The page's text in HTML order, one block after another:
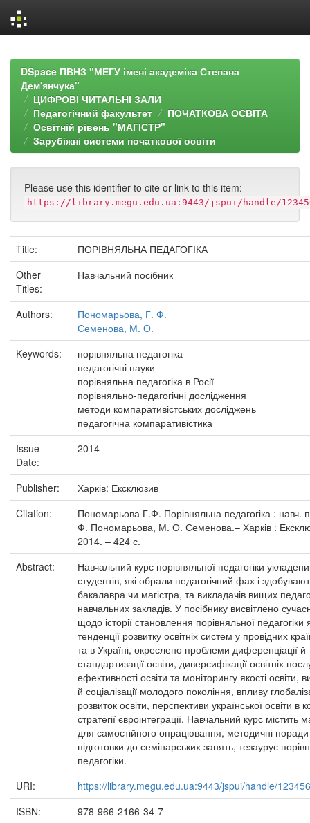
navigationDSpace ПВНЗ "МЕГУ імені академіка Степана
Дем'янчука"
ЦИФРОВІ ЧИТАЛЬНІ ЗАЛИ
Педагогічний факультет
ПОЧАТКОВА ОСВІТА
Освітній рівень "МАГІСТР"
Зарубіжні системи початкової освіти
Please use this identifier to cite or link to this item:
https://library.megu.edu.ua:9443/jspui/handle/
Title:
ПОРІВНЯЛЬНА ПЕДАГОГІКА
Other
Titles:
Навчальний посібник
Authors:
Пономарьова, Г. Ф.
Семенова, М. О.
Keywords:
порівняльна педагогіка
педагогічні науки
порівняльна педагогіка в Росії
порівняльно-педагогічні дослідження
методи компаративістських досліджень
педагогічна компаративістика
Issue
Date:
2014
Publisher:
Харків: Ексклюзив
Citation:
Пономарьова Г.Ф. Порівняльна педагогіка : навч.
Ф. Пономарьова, М. О. Семенова.– Харків :
2014. – 424 с.
Abstract:
Навчальний курс порівняльної педагогіки
студентів, які обрали педагогічний фах і
бакалавра чи магістра, та викладачів вищих
навчальних закладів. У посібнику висвітлено
щодо історії становлення порівняльної педагогіки
тенденції розвитку освітніх систем у провідних
та в Україні, окреслено проблеми диференціації й
стандартизації освіти, диверсифікації освітніх
ефективності освіти та моніторингу якості освіти,
й соціалізації молодого покоління, впливу
розвиток освіти, перспективи української освіти в
стратегії євроінтеграції. Навчальний курс містить
для самостійного опрацювання, методичні
підготовки до семінарських занять, тезаурус
педагогіки.
URI:
https://library.megu.edu.ua:9443/jspui/handle/
ISBN:
978-966-2166-34-7